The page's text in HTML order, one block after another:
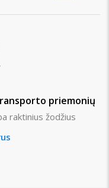
priemonių
raktinius žodžius